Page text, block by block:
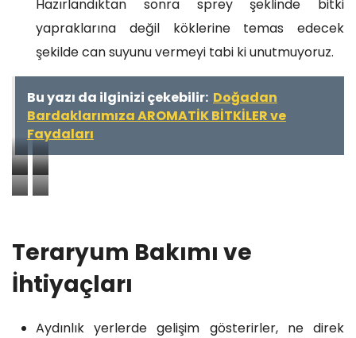
Hazırlandıktan sonra sprey şeklinde bitki
yapraklarına değil köklerine temas edecek
şekilde can suyunu vermeyi tabi ki unutmuyoruz.
Bu yazı da ilginizi çekebilir: Doğadan
Bardaklarımıza AROMATİK BİTKİLER ve
Faydaları
Ç
ı
l
T
b
a
o
A
t
f
T
p
r
a
Teraryum Bakımı ve
İhtiyaçları
Aydınlık yerlerde gelişim gösterirler, ne direk